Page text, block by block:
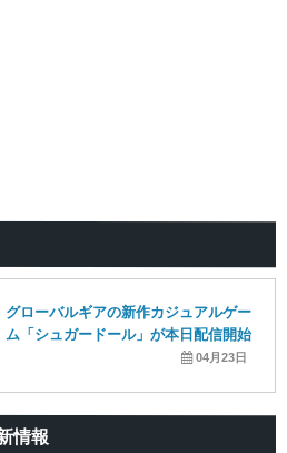
グローバルギアの新作カジュアルゲー
ム「シュガードール」が本日配信開始
04月23日
情報